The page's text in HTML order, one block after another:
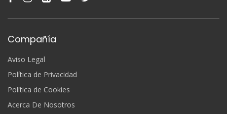
Compañía
Aviso Legal
Política de Privacidad
Política de Cookies
Acerca De Nosotros